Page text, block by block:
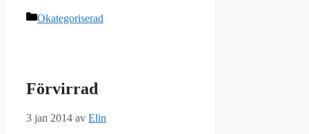
Kategorier
Okategoriserad
Förvirrad
3 jan 2014 av Elin